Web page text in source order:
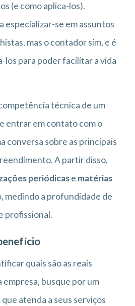
(e como aplica-los).
especializar-se em assuntos
mas o contador sim, e é
los para poder facilitar a vida
técnica de um
entrar em contato com o
conversa sobre as principais
A partir disso,
periódicase matérias
medindo a profundidade de
profissional.
quais são as reais
empresa, busque por um
atenda a seus serviços